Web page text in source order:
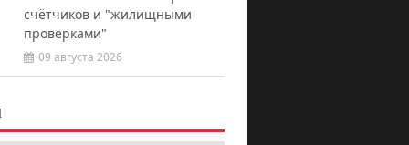
счётчиков и "жилищными
проверками"
09 августа 2026